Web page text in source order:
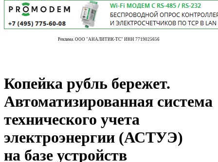
Реклама. ООО "АНАЛИТИК-ТС" ИНН 7719025656
Копейка рубль бережет.
Автоматизированная система
технического учета
электроэнергии (АСТУЭ)
на базе устройств